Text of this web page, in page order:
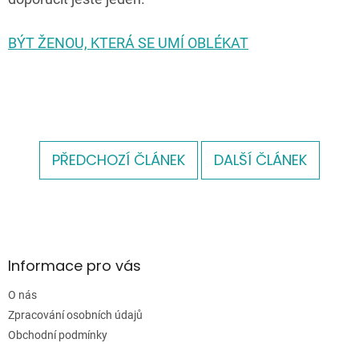
BÝT ŽENOU, KTERÁ SE UMÍ OBLÉKAT
PŘEDCHOZÍ ČLÁNEK DALŠÍ ČLÁNEK
aInformace pro vás
O nás
Zpracování osobních údajů
Obchodní podmínky